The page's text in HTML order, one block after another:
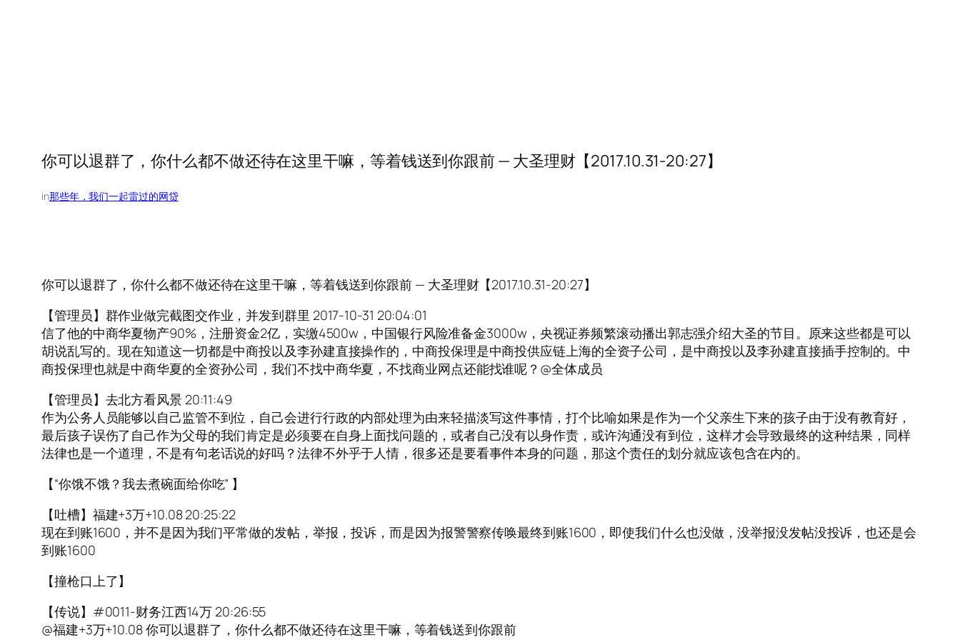
你可以退群了，你什么都不做还待在这里干嘛，等着钱送到你跟前 — 大圣理财【2017.10.31-20:27】
in那些年，我们一起雷过的网贷
你可以退群了，你什么都不做还待在这里干嘛，等着钱送到你跟前 — 大圣理财【2017.10.31-20:27】
【管理员】群作业做完截图交作业，并发到群里 2017-10-31 20:04:01
信了他的中商华夏物产90%，注册资金2亿，实缴4500w，中国银行风险准备金3000w，央视证券频繁滚动播出郭志强介绍大圣的节目。原来这些都是可以
胡说乱写的。现在知道这一切都是中商投以及李孙建直接操作的，中商投保理是中商投供应链上海的全资子公司，是中商投以及李孙建直接插手控制的。中
商投保理也就是中商华夏的全资孙公司，我们不找中商华夏，不找商业网点还能找谁呢？@全体成员
【管理员】去北方看风景 20:11:49
作为公务人员能够以自己监管不到位，自己会进行行政的内部处理为由来轻描淡写这件事情，打个比喻如果是作为一个父亲生下来的孩子由于没有教育好，
最后孩子误伤了自己作为父母的我们肯定是必须要在自身上面找问题的，或者自己没有以身作责，或许沟通没有到位，这样才会导致最终的这种结果，同样
法律也是一个道理，不是有句老话说的好吗？法律不外乎于人情，很多还是要看事件本身的问题，那这个责任的划分就应该包含在内的。
【“你饿不饿？我去煮碗面给你吃” 】
【吐槽】福建+3万+10.08 20:25:22
现在到账1600，并不是因为我们平常做的发帖，举报，投诉，而是因为报警警察传唤最终到账1600，即使我们什么也没做，没举报没发帖没投诉，也还是会
到账1600
【撞枪口上了】
【传说】#0011-财务江西14万 20:26:55
@福建+3万+10.08 你可以退群了，你什么都不做还待在这里干嘛，等着钱送到你跟前